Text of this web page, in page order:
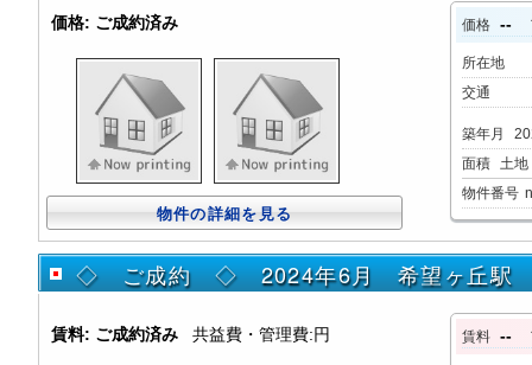
価格: ご成約済み
物件の詳細を見る
価格 --
所在地
交通
築年月
面積 土地
物件番号
◇ ご成約 ◇ 2024年6月 希望ヶ丘駅
賃料: ご成約済み 共益費・管理費:円 賃料 --